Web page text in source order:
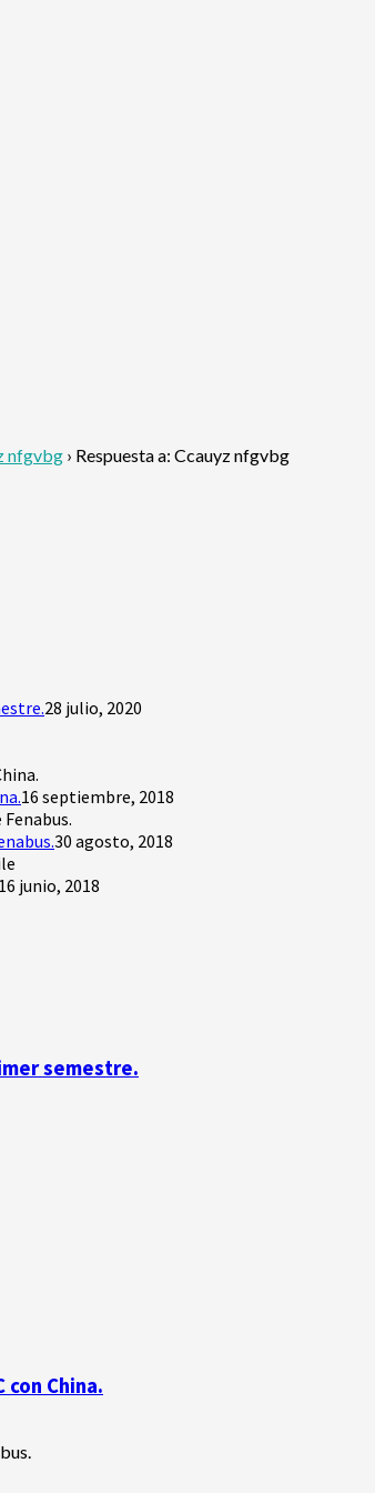
nfgvbg › Respuesta a: Ccauyz nfgvbg
28 julio, 2020
16 septiembre, 2018
30 agosto, 2018
16 junio, 2018
semestre.
China.